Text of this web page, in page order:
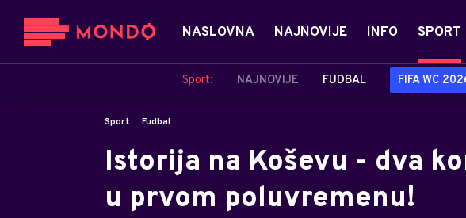
NASLOVNA NAJNOVIJE INFO SPORT
Sport: NAJNOVIJE FUDBAL FIFA WC
Sport Fudbal
Istorija na Koševu - dva
u prvom poluvremenu!